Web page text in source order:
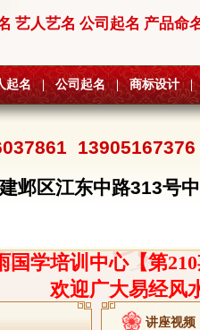
艺人艺名 公司起名 产品命
起名 | 公司起名 | 商标设计 |
13905167376
邺区江东中路313号
国学培训中心【第
欢迎广大易经风
讲座视频